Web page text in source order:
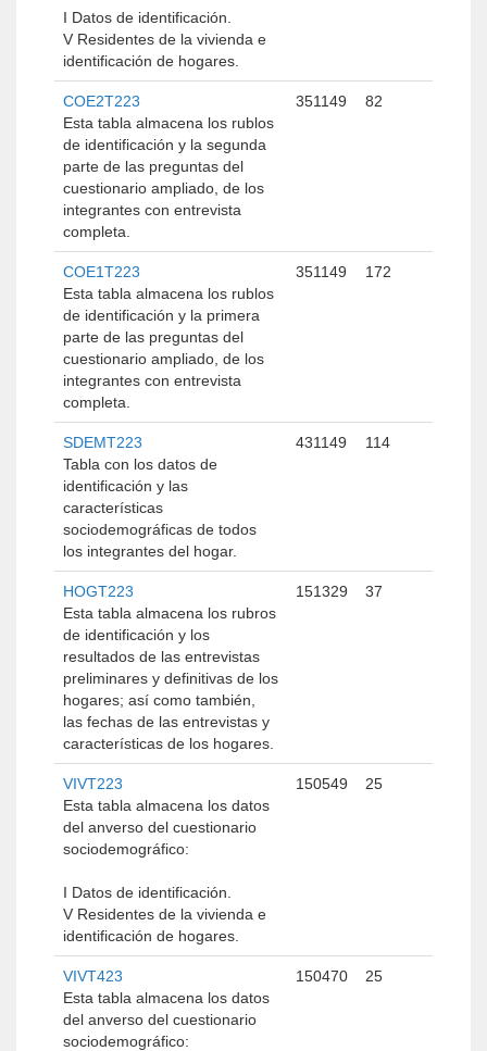
I Datos de identificación.
V Residentes de la vivienda e
identificación de hogares.
COE2T223
Esta tabla almacena los rublos
de identificación y la segunda
parte de las preguntas del
cuestionario ampliado, de los
integrantes con entrevista
completa.
351149 82
COE1T223
Esta tabla almacena los rublos
de identificación y la primera
parte de las preguntas del
cuestionario ampliado, de los
integrantes con entrevista
completa.
351149 172
SDEMT223
Tabla con los datos de
identificación y las
características
sociodemográficas de todos
los integrantes del hogar.
431149 114
HOGT223
Esta tabla almacena los rubros
de identificación y los
resultados de las entrevistas
preliminares y definitivas de los
hogares; así como también,
las fechas de las entrevistas y
características de los hogares.
151329 37
VIVT223
Esta tabla almacena los datos
del anverso del cuestionario
sociodemográfico:
I Datos de identificación.
V Residentes de la vivienda e
identificación de hogares.
150549 25
VIVT423
Esta tabla almacena los datos
del anverso del cuestionario
sociodemográfico:
150470 25